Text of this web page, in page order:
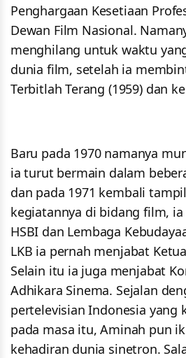
Penghargaan Kesetiaan
Dewan Film Nasional.
menghilang untuk waktu
dunia film, setelah ia
Terbitlah Terang (1959) dan
Baru pada 1970 namanya
ia turut bermain dalam
dan pada 1971 kembali
kegiatannya di bidang film,
HSBI dan Lembaga
LKB ia pernah menjabat
Selain itu ia juga menjabat
Adhikara Sinema. Sejalan
pertelevisian Indonesia yang
pada masa itu, Aminah pun
kehadiran dunia sinetron.